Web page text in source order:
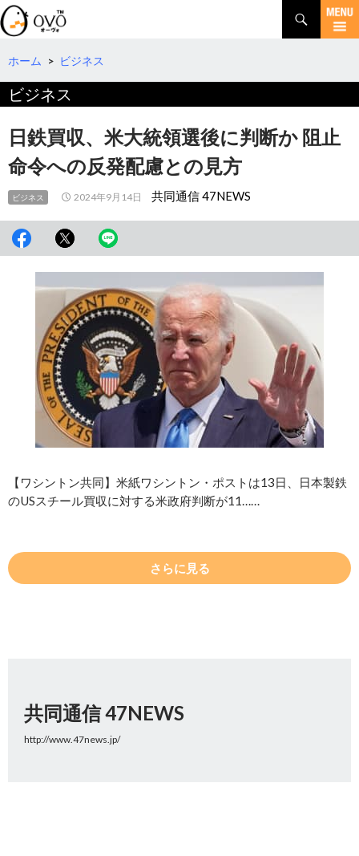
検
索
コ
テ
へ
ホーム > ビジネス
ビジネス
日鉄買収、米大統領選後に判断か 阻止
命令への反発配慮との見方
ビジネス 2024年9月14日 共同通信 47NEWS
【ワシントン共同】米紙ワシントン・ポストは13日、日本製鉄
のUSスチール買収に対する米政府判断が11……
さらに見る
共同通信 47NEWS
http://www.47news.jp/